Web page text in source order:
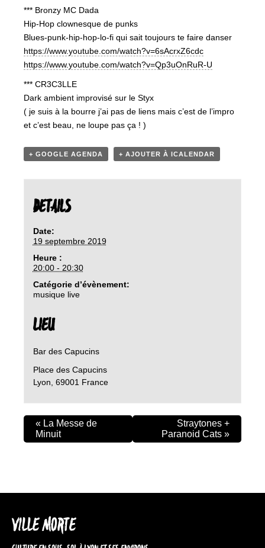
*** Bronzy MC Dada
Hip-Hop clownesque de punks
Blues-punk-hip-hop-lo-fi qui sait toujours te faire danser
https://www.youtube.com/watch?v=6sAcrxZ6cdc
https://www.youtube.com/watch?v=Qp3uOnRuR-U
*** CR3C3LLE
Dark ambient improvisé sur le Styx
( je suis à la bourre j’ai pas de liens mais c’est de l’impro
et c’est beau, ne loupe pas ça ! )
+ GOOGLE AGENDA + AJOUTER À ICALENDAR
DETAILS
Date:
19 septembre 2019
Heure :
20:00 - 20:30
Catégorie d’évènement:
musique live
LIEU
Bar des Capucins
Place des Capucins
Lyon 69001 France
« La Messe de
Minuit
Straytones +
Paranoid Cats »
VILLE MORTE